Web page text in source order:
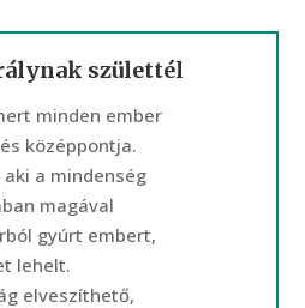
születtél
minden ember
középpontja.
a mindenség
magával
gyúrt embert,
lehelt.
elveszíthető,